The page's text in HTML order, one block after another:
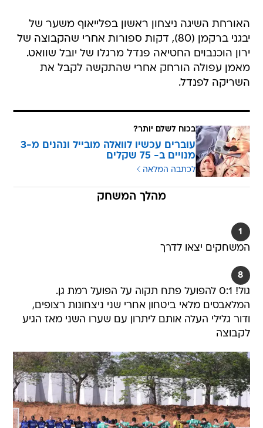
האורחת השיגה ניצחון ראשון בפלייאוף משער של
יבגני ברקמן (80), דקות ספורות אחרי שהקבוצה של
ירון הוכנבוים החטיאה פנדל מרגלו של יובל שוואט.
מאמן עפולה הורחק אחרי שהתקשה לקבל את
השריקה לפנדל.
בכוח לשלם יותר?
עוברים עכשיו לוואלה מובייל ונהנים מ-3
מנויים ב- 75 שקלים
לכתבה המלאה
מהלך המשחק
1
המשחקים יצאו לדרך
8
גול! 0:1 להפועל פתח תקוה על הפועל רמת גן.
המלאבסים מלאי ביטחון אחרי שני ניצחונות רצופים,
ודור גלילי העלה אותם ליתרון עם שערו השני מאז הגיע
לקבוצה